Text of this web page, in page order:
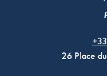
26 Place